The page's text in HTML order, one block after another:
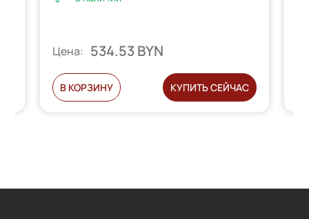
Цена: 534.53 BYN
В КОРЗИНУ КУПИТЬ СЕЙЧАС